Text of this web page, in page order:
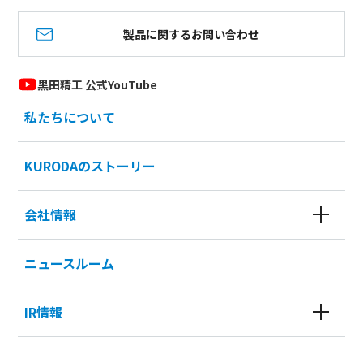
製品に関するお問い合わせ
黒田精工 公式YouTube
私たちについて
KURODAのストーリー
会社情報
ニュースルーム
IR情報